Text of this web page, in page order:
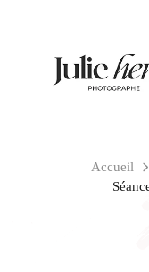
Accueil